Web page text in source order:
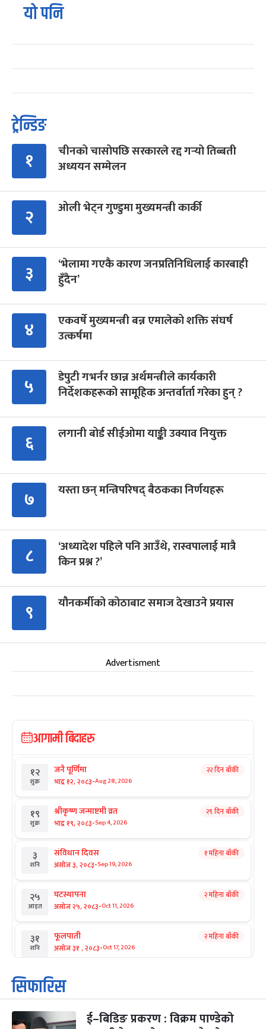
यो पनि
ट्रेन्डिङ
१
चीनको चासोपछि सरकारले रद्द गर्‍यो तिब्बती
अध्ययन सम्मेलन
२ ओली भेट्न गुण्डुमा मुख्यमन्त्री कार्की
३
‘भेलामा गएकै कारण जनप्रतिनिधिलाई कारबाही
हुँदैन’
४
एकवर्षे मुख्यमन्त्री बन्न एमालेको शक्ति संघर्ष
उत्कर्षमा
५
डेपुटी गभर्नर छान्न अर्थमन्त्रीले कार्यकारी
निर्देशकहरूको सामूहिक अन्तर्वार्ता गरेका हुन् ?
६ लगानी बोर्ड सीईओमा याङ्की उक्याव नियुक्त
७ यस्ता छन् मन्त्रिपरिषद् बैठकका निर्णयहरू
८
‘अध्यादेश पहिले पनि आउँथे, रास्वपालाई मात्रै
किन प्रश्न ?’
९ यौनकर्मीको कोठाबाट समाज देखाउने प्रयास
Advertisment
आगामी बिदाहरु
१२
शुक्र
जनै पूर्णिमा
भाद्र १२, २०८३-Aug 28, 2026
२२ दिन बाँकी
१९
शुक्र
श्रीकृष्ण जन्माष्टमी व्रत
भाद्र १९, २०८३-Sep 4, 2026
२९ दिन बाँकी
३
शनि
संविधान दिवस
असोज ३, २०८३-Sep 19, 2026
१ महिना बाँकी
२५
आइत
घटस्थापना
असोज २५, २०८३-Oct 11, 2026
२ महिना बाँकी
३१
शनि
फूलपाती
असोज ३१ , २०८३-Oct 17, 2026
२ महिना बाँकी
१
आइत
कार्तिक सङ्क्रान्ति
कार्तिक १, २०८३
३ महानवमी २ महिना बाँकी
सिफारिस
ई–बिडिङ प्रकरण : विक्रम पाण्डेको